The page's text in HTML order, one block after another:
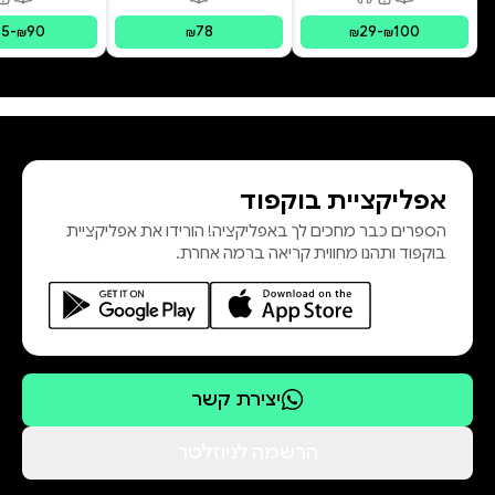
פורמטים זמינים
מודפס, דיגיטלי, קולי
₪29-₪100
פורמטים זמינים מודפס
₪78
בשיטת IFS צ
-₪90
אפליקציית בוקפוד
הספרים כבר מחכים לך באפליקציה! הורידו את אפליקציית
בוקפוד ותהנו מחווית קריאה ברמה אחרת.
יצירת קשר